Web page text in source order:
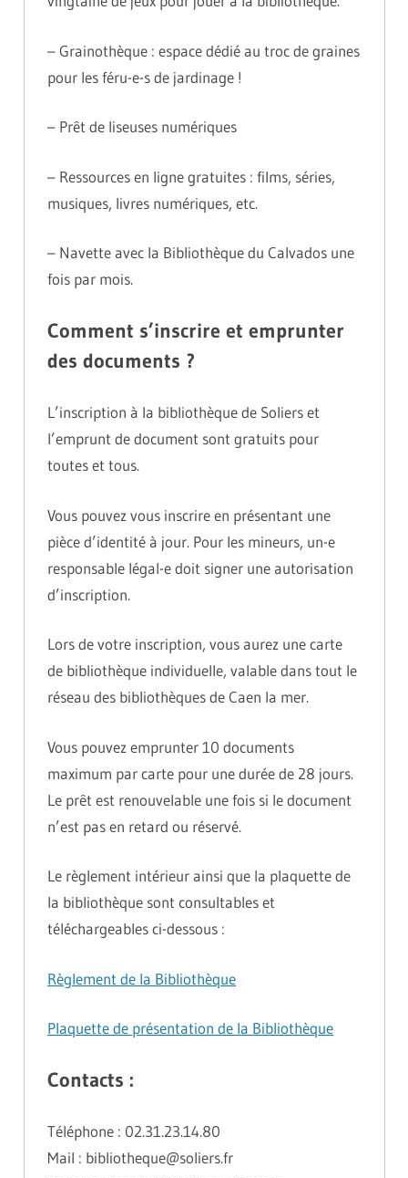
– Grainothèque : espace dédié au troc de graines
pour les féru-e-s de jardinage !
– Prêt de liseuses numériques
– Ressources en ligne gratuites : films, séries,
musiques, livres numériques, etc.
– Navette avec la Bibliothèque du Calvados une
fois par mois.
Comment s’inscrire et emprunter
des documents ?
L’inscription à la bibliothèque de Soliers et
l’emprunt de document sont gratuits pour
toutes et tous.
Vous pouvez vous inscrire en présentant une
pièce d’identité à jour. Pour les mineurs, un-e
responsable légal-e doit signer une autorisation
d’inscription.
Lors de votre inscription, vous aurez une carte
de bibliothèque individuelle, valable dans tout le
réseau des bibliothèques de Caen la mer.
Vous pouvez emprunter 10 documents
maximum par carte pour une durée de 28 jours.
Le prêt est renouvelable une fois si le document
n’est pas en retard ou réservé.
Le règlement intérieur ainsi que la plaquette de
la bibliothèque sont consultables et
téléchargeables ci-dessous :
Règlement de la Bibliothèque
Plaquette de présentation de la Bibliothèque
Contacts :
Téléphone : 02.31.23.14.80
Mail : bibliotheque@soliers.fr